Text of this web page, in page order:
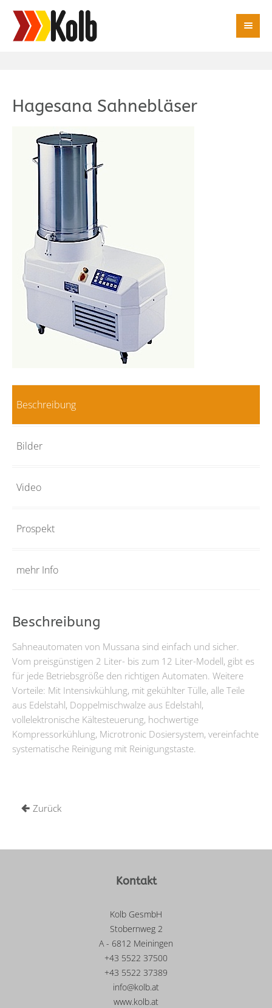
Hagesana Sahnebläser
Beschreibung
Bilder
Video
Prospekt
mehr Info
Beschreibung
Sahneautomaten von Mussana sind einfach und sicher.
Vom preisgünstigen 2 Liter- bis zum 12 Liter-Modell, gibt es
für jede Betriebsgröße den richtigen Automaten. Weitere
Vorteile: Mit Intensivkühlung, mit gekühlter Tülle, alle Teile
aus Edelstahl, Doppelmischwalze aus Edelstahl,
vollelektronische Kältesteuerung, hochwertige
Kompressorkühlung, Microtronic Dosiersystem, vereinfachte
systematische Reinigung mit Reinigungstaste.
Zurück
Kontakt
Kolb GesmbH
Stobernweg 2
A - 6812 Meiningen
+43 5522 37500
+43 5522 37389
info@kolb.at
www.kolb.at